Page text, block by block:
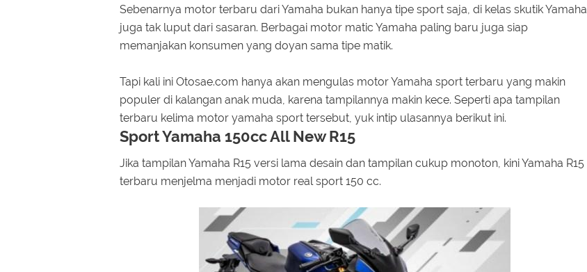
Sebenarnya motor terbaru dari Yamaha bukan hanya tipe sport saja, di kelas skutik Yamaha
juga tak luput dari sasaran. Berbagai motor matic Yamaha paling baru juga siap
memanjakan konsumen yang doyan sama tipe matik.
Tapi kali ini Otosae.com hanya akan mengulas motor Yamaha sport terbaru yang makin
populer di kalangan anak muda, karena tampilannya makin kece. Seperti apa tampilan
terbaru kelima motor yamaha sport tersebut, yuk intip ulasannya berikut ini.
Sport Yamaha 150cc All New R15
Jika tampilan Yamaha R15 versi lama desain dan tampilan cukup monoton, kini Yamaha R15
terbaru menjelma menjadi motor real sport 150 cc.